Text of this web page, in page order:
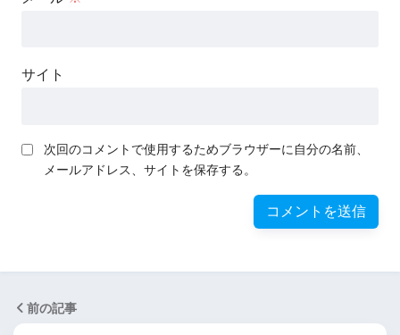
サイト
次回のコメントで使用するためブラウザーに自分の名前、
メールアドレス、サイトを保存する。
前の記事